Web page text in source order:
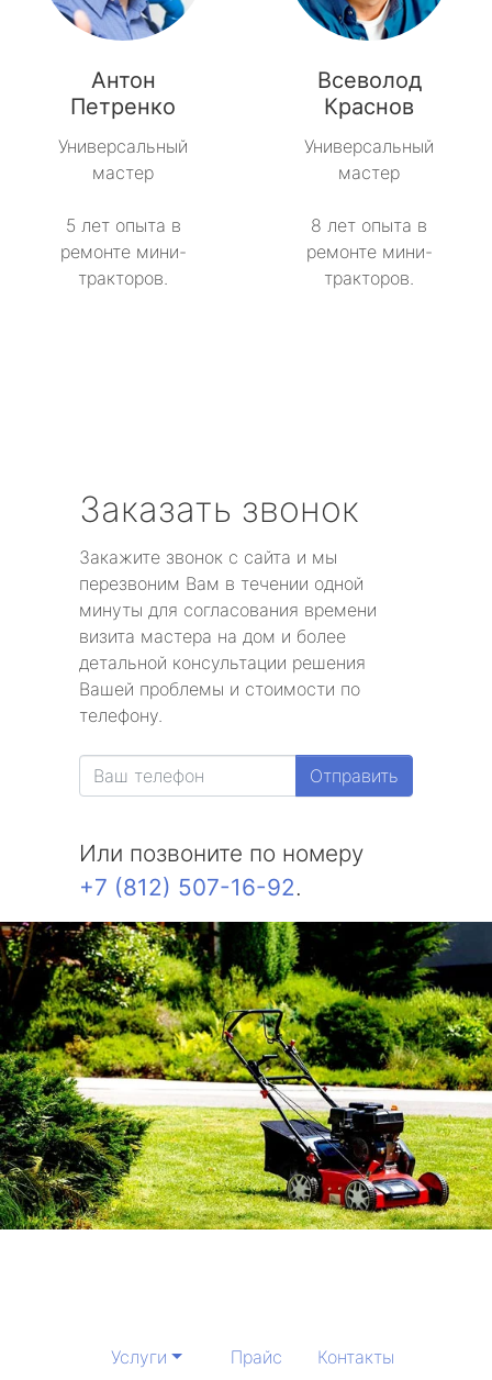
Антон
Петренко
Универсальный
мастер
5 лет опыта в
ремонте мини-
тракторов.
Всеволод
Краснов
Универсальный
мастер
8 лет опыта в
ремонте мини-
тракторов.
Заказать звонок
Закажите звонок с сайта и мы
перезвоним Вам в течении одной
минуты для согласования времени
визита мастера на дом и более
детальной консультации решения
Вашей проблемы и стоимости по
телефону.
Отправить
Или позвоните по номеру
+7 (812) 507-16-92.
Услуги Прайс Контакты